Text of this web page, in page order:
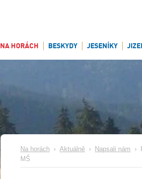
NA HORÁCH BESKYDY JESENÍKY
Na horách › Aktuálně › Napsali nám ›
MŠ